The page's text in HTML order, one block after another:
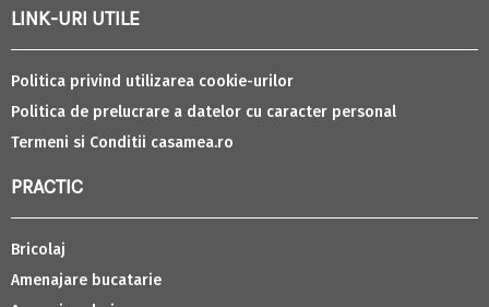
LINK-URI UTILE
Politica privind utilizarea cookie-urilor
Politica de prelucrare a datelor cu caracter personal
Termeni si Conditii casamea.ro
PRACTIC
Bricolaj
Amenajare bucatarie